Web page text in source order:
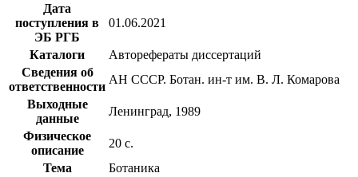
Дата
поступления в
ЭБ РГБ
01.06.2021
Каталоги
Авторефераты диссертаций
Сведения об
ответственности
АН СССР. Ботан. ин-т им. В. Л. Комарова
Выходные
данные
Ленинград, 1989
Физическое
описание
20 с.
Тема
Ботаника